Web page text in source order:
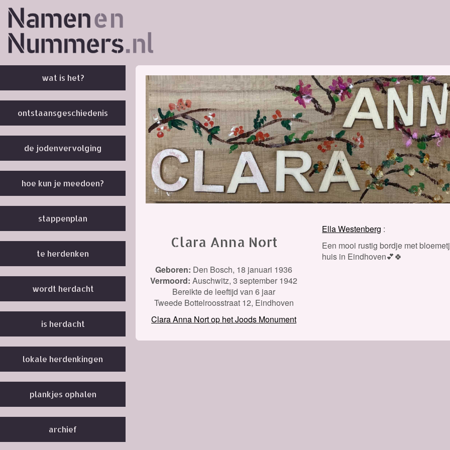
wat is het?
ontstaansgeschiedenis
de jodenvervolging
hoe kun je meedoen?
stappenplan
te herdenken
wordt herdacht
is herdacht
lokale herdenkingen
plankjes ophalen
archief
Clara Anna Nort
Geboren: Den Bosch, 18 januari 1936
Vermoord: Auschwitz,3 september 1942
Bereikte de leeftijd van 6 jaar
Tweede Bottelroosstraat 12, Eindhoven
Clara Anna Nort op het Joods Monument
Ella Westenberg
Een mooi rustig bordje met
huis in Eindhoven💕🍀